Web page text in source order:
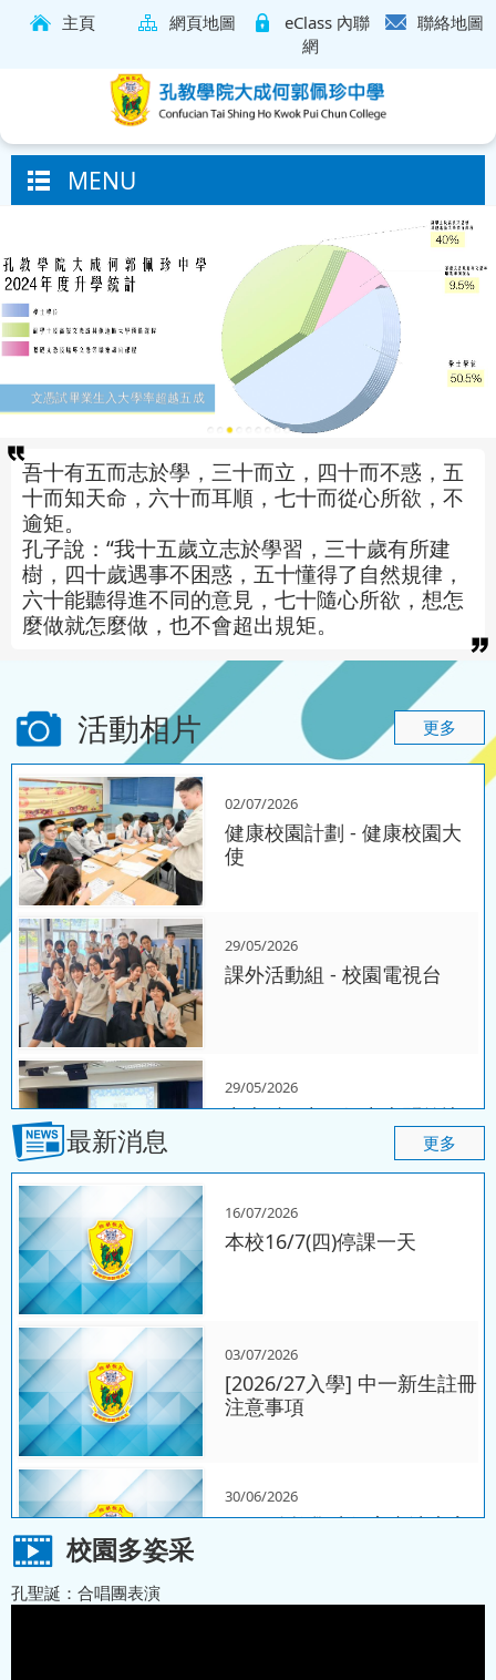
主頁 網頁地圖
eClass 內聯
網
聯絡地圖
MENU
文憑試畢業生入大學率超越五成
吾十有五而志於學，三十而立，四十而不惑，五
十而知天命，六十而耳順，七十而從心所欲，不
逾矩。
孔子說：“我十五歲立志於學習，三十歲有所建
樹，四十歲遇事不困惑，五十懂得了自然規律，
六十能聽得進不同的意見，七十隨心所欲，想怎
麼做就怎麼做，也不會超出規矩。
更多
活動相片
02/07/2026
健康校園計劃 - 健康校園大
使
29/05/2026
課外活動組 - 校園電視台
29/05/2026
中史科 - 中二級中史問答比
27/05/2026
物理科 - 機電青少年大使
歷史科 - 中四級香港抗戰及
海防博物館考察
更多
最新消息
16/07/2026
本校16/7(四)停課一天
03/07/2026
[2026/27入學] 中一新生註冊
注意事項
30/06/2026
2026孔教學院儒家書法大賽
校園多姿采
孔聖誕：合唱團表演